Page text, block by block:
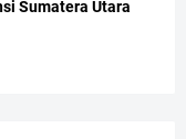
Sumatera Utara